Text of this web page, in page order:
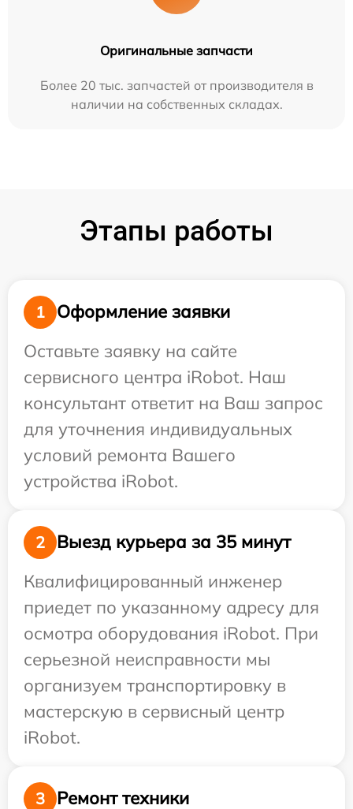
Оригинальные запчасти
Более 20 тыс. запчастей от производителя в
наличии на собственных складах.
Этапы работы
1
Оформление заявки
Оставьте заявку на сайте
сервисного центра iRobot. Наш
консультант ответит на Ваш запрос
для уточнения индивидуальных
условий ремонта Вашего
устройства iRobot.
2
Выезд курьера за 35 минут
Квалифицированный инженер
приедет по указанному адресу для
осмотра оборудования iRobot. При
серьезной неисправности мы
организуем транспортировку в
мастерскую в сервисный центр
iRobot.
3 Ремонт техники